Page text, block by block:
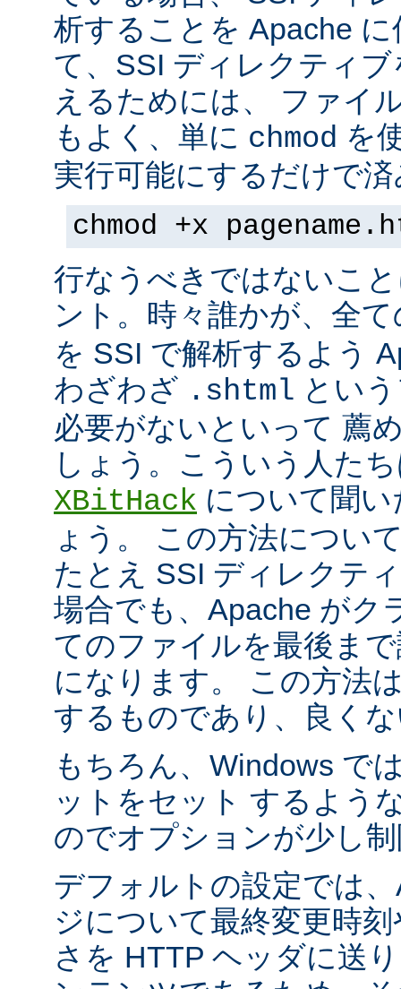
析することを Apache
て、SSI ディレクティ
えるためには、 ファイ
もよく、単に chmod を
実行可能にするだけで
chmod +x
行なうべきではないこ
ント。時々誰かが、全
を SSI で解析するよう
わざわざ .shtml とい
必要がないといって 薦
しょう。こういう人た
XBitHack について聞
ょう。 この方法につい
たとえ SSI ディレクテ
場合でも、Apache がク
てのファイルを最後ま
になります。 この方法
するものであり、良く
もちろん、Windows で
ットをセット するよう
のでオプションが少し
デフォルトの設定では
ジについて最終変更時
さを HTTP ヘッダに送